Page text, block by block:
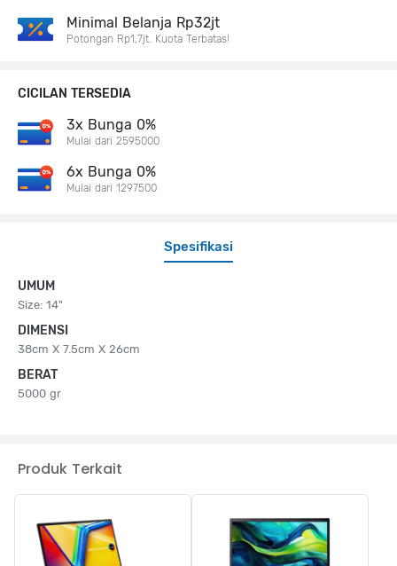
Spesifikasi
UMUM
Size: 14"
DIMENSI
38cm X 7.5cm X 26cm
BERAT
5000 gr
Minimal Belanja Rp32jt
Potongan Rp1,7jt. Kuota Terbatas!
CICILAN TERSEDIA
3x Bunga 0%
Mulai dari 2595000
6x Bunga 0%
Mulai dari 1297500
Produk Terkait